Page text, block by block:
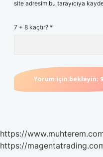
site adresim bu tarayıcıya
7 + 8 kaçtır? *
https://
https://